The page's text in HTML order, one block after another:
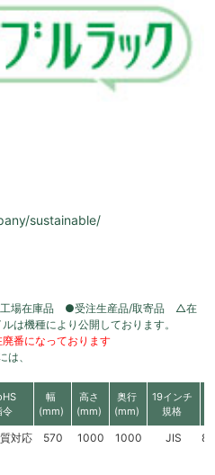
sustainable/
場在庫品 ●受注生産品/取寄品 △在
は機種により公開しております。
番になっております
、
令
幅
(mm)
高さ
(mm)
奥行
(mm)
19インチ
規格
対応 570 1000 1000 JIS